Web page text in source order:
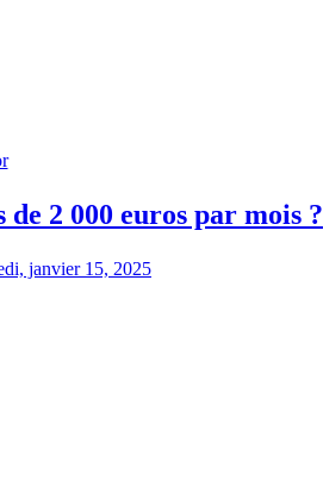
2 000 euros par mois ?
janvier 15, 2025